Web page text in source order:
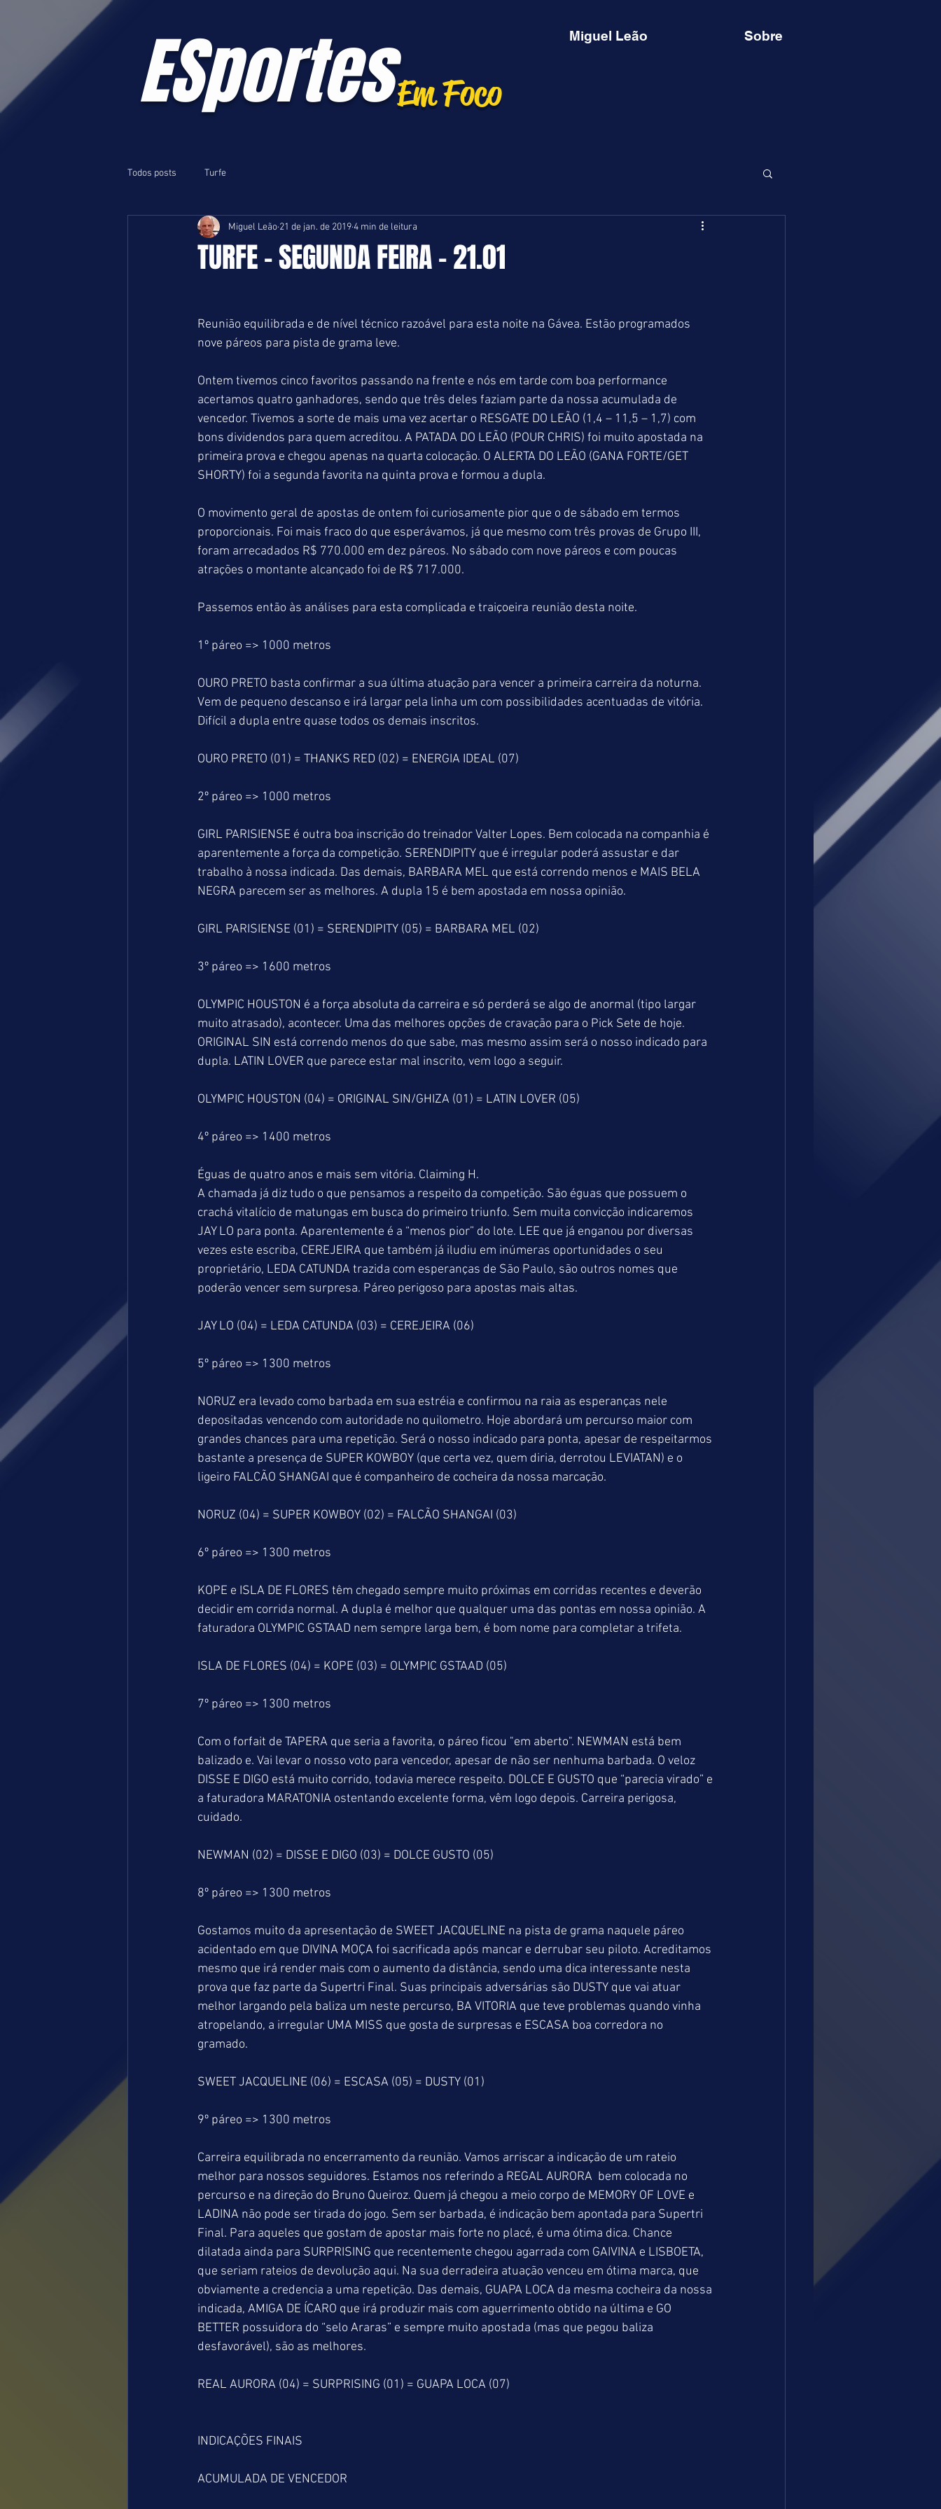
ESportesEm Foco
Miguel Leão Sobre
Todos posts Turfe
TURFE - SEGUNDA FEIRA - 21.01
Miguel Leão 21 de jan. de 20194 min de leitura
Reunião equilibrada e de nível técnico razoável para esta noite na Gávea. Estão programados
nove páreos para pista de grama leve.
Ontem tivemos cinco favoritos passando na frente e nós em tarde com boa performance
acertamos quatro ganhadores, sendo que três deles faziam parte da nossa acumulada de
vencedor. Tivemos a sorte de mais uma vez acertar o RESGATE DO LEÃO (1,4 – 11,5 – 1,7) com
bons dividendos para quem acreditou. A PATADA DO LEÃO (POUR CHRIS) foi muito apostada na
primeira prova e chegou apenas na quarta colocação. O ALERTA DO LEÃO (GANA FORTE/GET
SHORTY) foi a segunda favorita na quinta prova e formou a dupla.
O movimento geral de apostas de ontem foi curiosamente pior que o de sábado em termos
proporcionais. Foi mais fraco do que esperávamos, já que mesmo com três provas de Grupo III,
foram arrecadados R$ 770.000 em dez páreos. No sábado com nove páreos e com poucas
atrações o montante alcançado foi de R$ 717.000.
Passemos então às análises para esta complicada e traiçoeira reunião desta noite.
1º páreo => 1000 metros
OURO PRETO basta confirmar a sua última atuação para vencer a primeira carreira da noturna.
Vem de pequeno descanso e irá largar pela linha um com possibilidades acentuadas de vitória.
Difícil a dupla entre quase todos os demais inscritos.
OURO PRETO (01) = THANKS RED (02) = ENERGIA IDEAL (07)
2º páreo => 1000 metros
GIRL PARISIENSE é outra boa inscrição do treinador Valter Lopes. Bem colocada na companhia é
aparentemente a força da competição. SERENDIPITY que é irregular poderá assustar e dar
trabalho à nossa indicada. Das demais, BARBARA MEL que está correndo menos e MAIS BELA
NEGRA parecem ser as melhores. A dupla 15 é bem apostada em nossa opinião.
GIRL PARISIENSE (01) = SERENDIPITY (05) = BARBARA MEL (02)
3º páreo => 1600 metros
OLYMPIC HOUSTON é a força absoluta da carreira e só perderá se algo de anormal (tipo largar
muito atrasado), acontecer. Uma das melhores opções de cravação para o Pick Sete de hoje.
ORIGINAL SIN está correndo menos do que sabe, mas mesmo assim será o nosso indicado para
dupla. LATIN LOVER que parece estar mal inscrito, vem logo a seguir.
OLYMPIC HOUSTON (04) = ORIGINAL SIN/GHIZA (01) = LATIN LOVER (05)
4º páreo => 1400 metros
Éguas de quatro anos e mais sem vitória. Claiming H.
A chamada já diz tudo o que pensamos a respeito da competição. São éguas que possuem o
crachá vitalício de matungas em busca do primeiro triunfo. Sem muita convicção indicaremos
JAY LO para ponta. Aparentemente é a “menos pior” do lote. LEE que já enganou por diversas
vezes este escriba, CEREJEIRA que também já iludiu em inúmeras oportunidades o seu
proprietário, LEDA CATUNDA trazida com esperanças de São Paulo, são outros nomes que
poderão vencer sem surpresa. Páreo perigoso para apostas mais altas.
JAY LO (04) = LEDA CATUNDA (03) = CEREJEIRA (06)
5º páreo => 1300 metros
NORUZ era levado como barbada em sua estréia e confirmou na raia as esperanças nele
depositadas vencendo com autoridade no quilometro. Hoje abordará um percurso maior com
grandes chances para uma repetição. Será o nosso indicado para ponta, apesar de respeitarmos
bastante a presença de SUPER KOWBOY (que certa vez, quem diria, derrotou LEVIATAN) e o
ligeiro FALCÃO SHANGAI que é companheiro de cocheira da nossa marcação.
NORUZ (04) = SUPER KOWBOY (02) = FALCÃO SHANGAI (03)
6º páreo => 1300 metros
KOPE e ISLA DE FLORES têm chegado sempre muito próximas em corridas recentes e deverão
decidir em corrida normal. A dupla é melhor que qualquer uma das pontas em nossa opinião. A
faturadora OLYMPIC GSTAAD nem sempre larga bem, é bom nome para completar a trifeta.
ISLA DE FLORES (04) = KOPE (03) = OLYMPIC GSTAAD (05)
7º páreo => 1300 metros
Com o forfait de TAPERA que seria a favorita, o páreo ficou "em aberto". NEWMAN está bem
balizado e. Vai levar o nosso voto para vencedor, apesar de não ser nenhuma barbada. O veloz
DISSE E DIGO está muito corrido, todavia merece respeito. DOLCE E GUSTO que “parecia virado” e
a faturadora MARATONIA ostentando excelente forma, vêm logo depois. Carreira perigosa,
cuidado.
NEWMAN (02) = DISSE E DIGO (03) = DOLCE GUSTO (05)
8º páreo => 1300 metros
Gostamos muito da apresentação de SWEET JACQUELINE na pista de grama naquele páreo
acidentado em que DIVINA MOÇA foi sacrificada após mancar e derrubar seu piloto. Acreditamos
mesmo que irá render mais com o aumento da distância, sendo uma dica interessante nesta
prova que faz parte da Supertri Final. Suas principais adversárias são DUSTY que vai atuar
melhor largando pela baliza um neste percurso, BA VITORIA que teve problemas quando vinha
atropelando, a irregular UMA MISS que gosta de surpresas e ESCASA boa corredora no
gramado.
SWEET JACQUELINE (06) = ESCASA (05) = DUSTY (01)
9º páreo => 1300 metros
Carreira equilibrada no encerramento da reunião. Vamos arriscar a indicação de um rateio
melhor para nossos seguidores. Estamos nos referindo a REGAL AURORA  bem colocada no
percurso e na direção do Bruno Queiroz. Quem já chegou a meio corpo de MEMORY OF LOVE e
LADINA não pode ser tirada do jogo. Sem ser barbada, é indicação bem apontada para Supertri
Final. Para aqueles que gostam de apostar mais forte no placé, é uma ótima dica. Chance
dilatada ainda para SURPRISING que recentemente chegou agarrada com GAIVINA e LISBOETA,
que seriam rateios de devolução aqui. Na sua derradeira atuação venceu em ótima marca, que
obviamente a credencia a uma repetição. Das demais, GUAPA LOCA da mesma cocheira da nossa
indicada, AMIGA DE ÍCARO que irá produzir mais com aguerrimento obtido na última e GO
BETTER possuidora do “selo Araras” e sempre muito apostada (mas que pegou baliza
desfavorável), são as melhores.
REAL AURORA (04) = SURPRISING (01) = GUAPA LOCA (07)
INDICAÇÕES FINAIS
ACUMULADA DE VENCEDOR